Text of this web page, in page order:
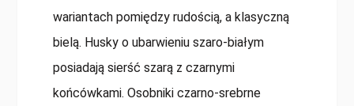
wariantach pomiędzy rudością, a klasyczną
bielą. Husky o ubarwieniu szaro-białym
posiadają sierść szarą z czarnymi
końcówkami. Osobniki czarno-srebrne